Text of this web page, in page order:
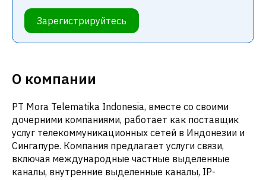
Зарегистрируйтесь
О компании
PT Mora Telematika Indonesia, вместе со своими
дочерними компаниями, работает как поставщик
услуг телекоммуникационных сетей в Индонезии и
Сингапуре. Компания предлагает услуги связи,
включая международные частные выделенные
каналы, внутренние выделенные каналы, IP-